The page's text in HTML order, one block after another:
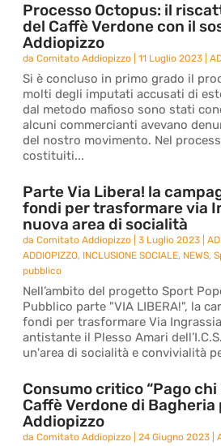
Processo Octopus: il
del Caffè Verdone con il
Addiopizzo
daComitato Addiopizzo |11 Luglio 2023 |
Si è concluso in primo grado il
molti degli imputati accusati di
dal metodo mafioso sono stati
alcuni commercianti avevano
del nostro movimento. Nel
costituiti...
Parte Via Libera! la
fondi per trasformare via
nuova area di socialità
daComitato Addiopizzo |3 Luglio 2023 |
ADDIOPIZZO, INCLUSIONE SOCIALE, NEWS,
pubblico
Nell’ambito del progetto Sport
Pubblico parte "VIA LIBERA!", la
fondi per trasformare Via
antistante il Plesso Amari
un'area di socialità e convivialità
Consumo critico “Pago chi
Caffè Verdone di Bagheria
Addiopizzo
daComitato Addiopizzo |24 Giugno 2023 |